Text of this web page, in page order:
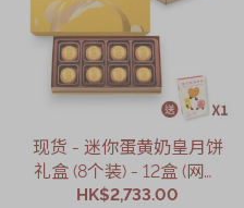
现货 - 迷你蛋黄奶皇月饼
礼盒 (8个装) - 12盒 (网店
限定)
HK$2,733.00